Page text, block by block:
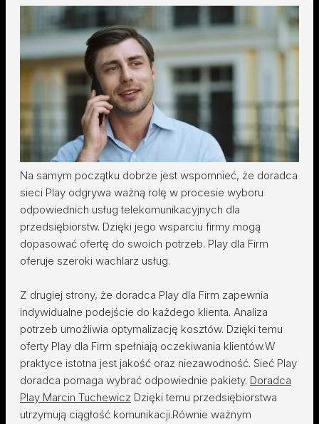
Na samym początku dobrze jest wspomnieć, że doradca
sieci Play odgrywa ważną rolę w procesie wyboru
odpowiednich usług telekomunikacyjnych dla
przedsiębiorstw. Dzięki jego wsparciu firmy mogą
dopasować ofertę do swoich potrzeb. Play dla Firm
oferuje szeroki wachlarz usług.
Z drugiej strony, że doradca Play dla Firm zapewnia
indywidualne podejście do każdego klienta. Analiza
potrzeb umożliwia optymalizację kosztów. Dzięki temu
oferty Play dla Firm spełniają oczekiwania klientów.W
praktyce istotna jest jakość oraz niezawodność. Sieć Play
doradca pomaga wybrać odpowiednie pakiety. Doradca
Play Marcin Tuchewicz Dzięki temu przedsiębiorstwa
utrzymują ciągłość komunikacji.Równie ważnym